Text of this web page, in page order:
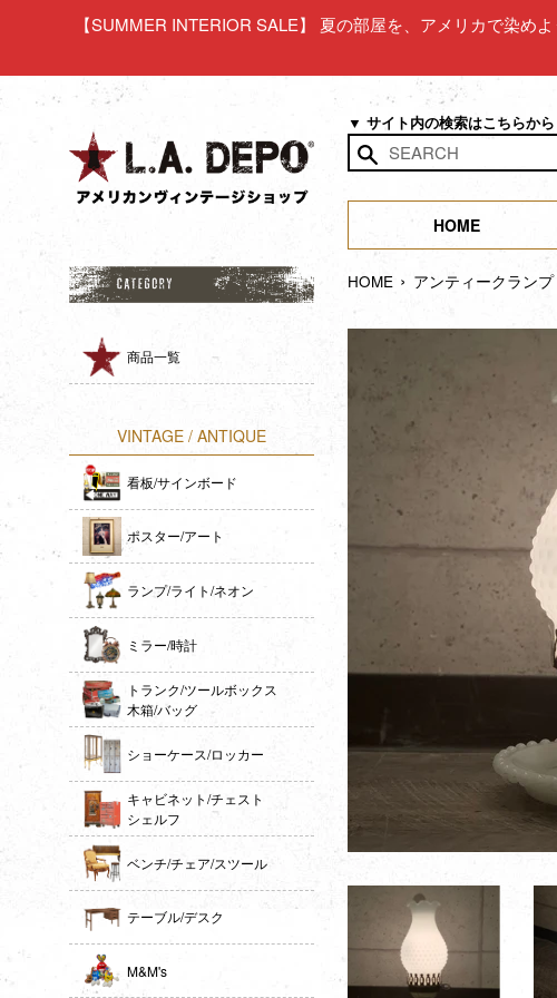
【SUMMER INTERIOR SALE】 夏の部屋を、アメリカで染め
▼ サイト内の検索はこちらから
検
索
る
HOME
商品一覧
VINTAGE / ANTIQUE
看板/サインボード
ポスター/アート
ランプ/ライト/ネオン
ミラー/時計
トランク/ツールボックス
木箱/バッグ
ショーケース/ロッカー
キャビネット/チェスト
シェルフ
ベンチ/チェア/スツール
テーブル/デスク
M&M's
HOME › アンティークラン